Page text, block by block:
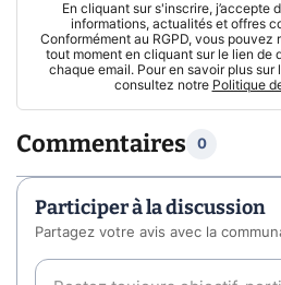
En cliquant sur s'inscrire, j’accepte
informations, actualités et offres
Conformément au RGPD, vous pouvez
tout moment en cliquant sur le lien de
chaque email. Pour en savoir plus sur
consultez notre Politique
Commentaires 0
Participer à la discussion
Partagez votre avis avec la